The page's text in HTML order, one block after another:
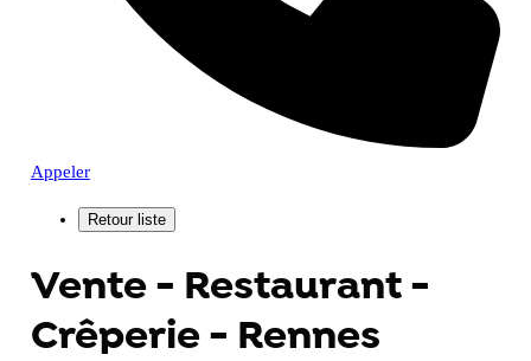
Appeler
Vente - Restaurant -
Crêperie - Rennes